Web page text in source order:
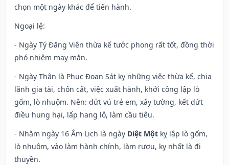
chọn một ngày khác để tiến hành.
Ngoại lệ:
- Ngày Tý Đăng Viên thừa kế tước phong rất tốt, đồng thời
phó nhiệm may mắn.
- Ngày Thân là Phục Đoạn Sát kỵ những việc thừa kế, chia
lãnh gia tài, chôn cất, việc xuất hành, khởi công lập lò
gốm, lò nhuộm. Nên: dứt vú trẻ em, xây tường, kết dứt
điều hung hại, lấp hang lỗ, làm cầu tiêu.
- Nhằm ngày 16 Âm Lịch là ngày Diệt Một kỵ lập lò gốm,
lò nhuộm, vào làm hành chính, làm rượu, kỵ nhất là đi
thuyền.